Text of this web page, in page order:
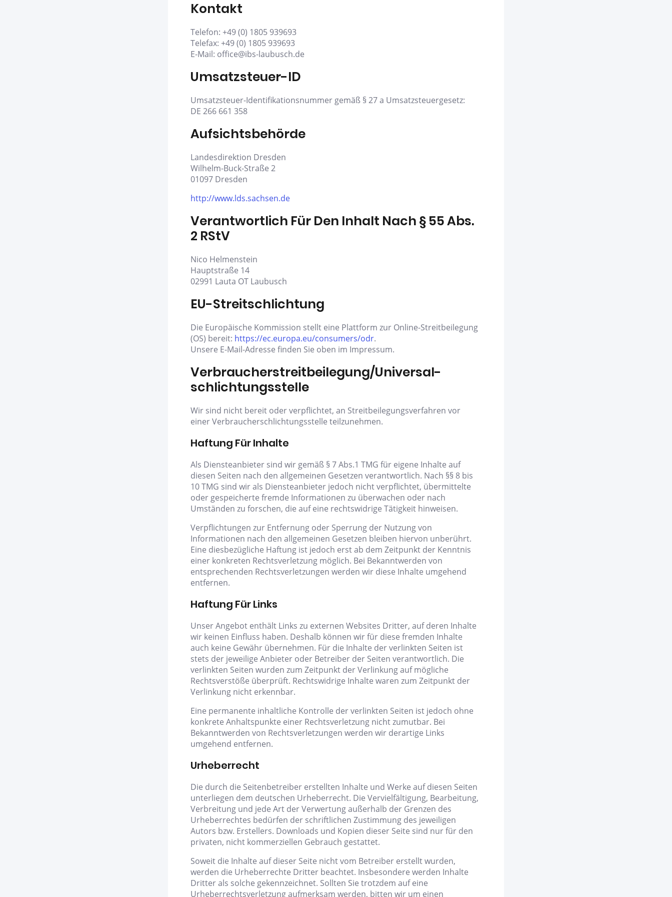
Kontakt
Telefon: +49 (0) 1805 939693
Telefax: +49 (0) 1805 939693
E-Mail: office@ibs-laubusch.de
Umsatzsteuer-ID
Umsatzsteuer-Identifikationsnummer gemäß § 27 a Umsatzsteuergesetz:
DE 266 661 358
Aufsichtsbehörde
Landesdirektion Dresden
Wilhelm-Buck-Straße 2
01097 Dresden
http://www.lds.sachsen.de
Verantwortlich Für Den Inhalt Nach § 55 Abs.
2 RStV
Nico Helmenstein
Hauptstraße 14
02991 Lauta OT Laubusch
EU-Streitschlichtung
Die Europäische Kommission stellt eine Plattform zur Online-Streitbeilegung
(OS) bereit: https://ec.europa.eu/consumers/odr.
Unsere E-Mail-Adresse finden Sie oben im Impressum.
Verbraucher­streit­beilegung/Universal­
Schlichtungs­stelle
Wir sind nicht bereit oder verpflichtet, an Streitbeilegungsverfahren vor
einer Verbraucherschlichtungsstelle teilzunehmen.
Haftung Für Inhalte
Als Diensteanbieter sind wir gemäß § 7 Abs.1 TMG für eigene Inhalte auf
diesen Seiten nach den allgemeinen Gesetzen verantwortlich. Nach §§ 8 bis
10 TMG sind wir als Diensteanbieter jedoch nicht verpflichtet, übermittelte
oder gespeicherte fremde Informationen zu überwachen oder nach
Umständen zu forschen, die auf eine rechtswidrige Tätigkeit hinweisen.
Verpflichtungen zur Entfernung oder Sperrung der Nutzung von
Informationen nach den allgemeinen Gesetzen bleiben hiervon unberührt.
Eine diesbezügliche Haftung ist jedoch erst ab dem Zeitpunkt der Kenntnis
einer konkreten Rechtsverletzung möglich. Bei Bekanntwerden von
entsprechenden Rechtsverletzungen werden wir diese Inhalte umgehend
entfernen.
Haftung Für Links
Unser Angebot enthält Links zu externen Websites Dritter, auf deren Inhalte
wir keinen Einfluss haben. Deshalb können wir für diese fremden Inhalte
auch keine Gewähr übernehmen. Für die Inhalte der verlinkten Seiten ist
stets der jeweilige Anbieter oder Betreiber der Seiten verantwortlich. Die
verlinkten Seiten wurden zum Zeitpunkt der Verlinkung auf mögliche
Rechtsverstöße überprüft. Rechtswidrige Inhalte waren zum Zeitpunkt der
Verlinkung nicht erkennbar.
Eine permanente inhaltliche Kontrolle der verlinkten Seiten ist jedoch ohne
konkrete Anhaltspunkte einer Rechtsverletzung nicht zumutbar. Bei
Bekanntwerden von Rechtsverletzungen werden wir derartige Links
umgehend entfernen.
Urheberrecht
Die durch die Seitenbetreiber erstellten Inhalte und Werke auf diesen Seiten
unterliegen dem deutschen Urheberrecht. Die Vervielfältigung, Bearbeitung,
Verbreitung und jede Art der Verwertung außerhalb der Grenzen des
Urheberrechtes bedürfen der schriftlichen Zustimmung des jeweiligen
Autors bzw. Erstellers. Downloads und Kopien dieser Seite sind nur für den
privaten, nicht kommerziellen Gebrauch gestattet.
Soweit die Inhalte auf dieser Seite nicht vom Betreiber erstellt wurden,
werden die Urheberrechte Dritter beachtet. Insbesondere werden Inhalte
Dritter als solche gekennzeichnet. Sollten Sie trotzdem auf eine
Urheberrechtsverletzung aufmerksam werden, bitten wir um einen